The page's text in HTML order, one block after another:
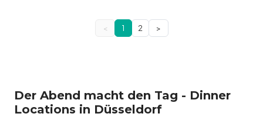
< 1 2 >
Der Abend macht den Tag - Dinner
Locations in Düsseldorf